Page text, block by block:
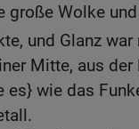
große Wolke
und Glanz
Mitte, aus
es} wie das